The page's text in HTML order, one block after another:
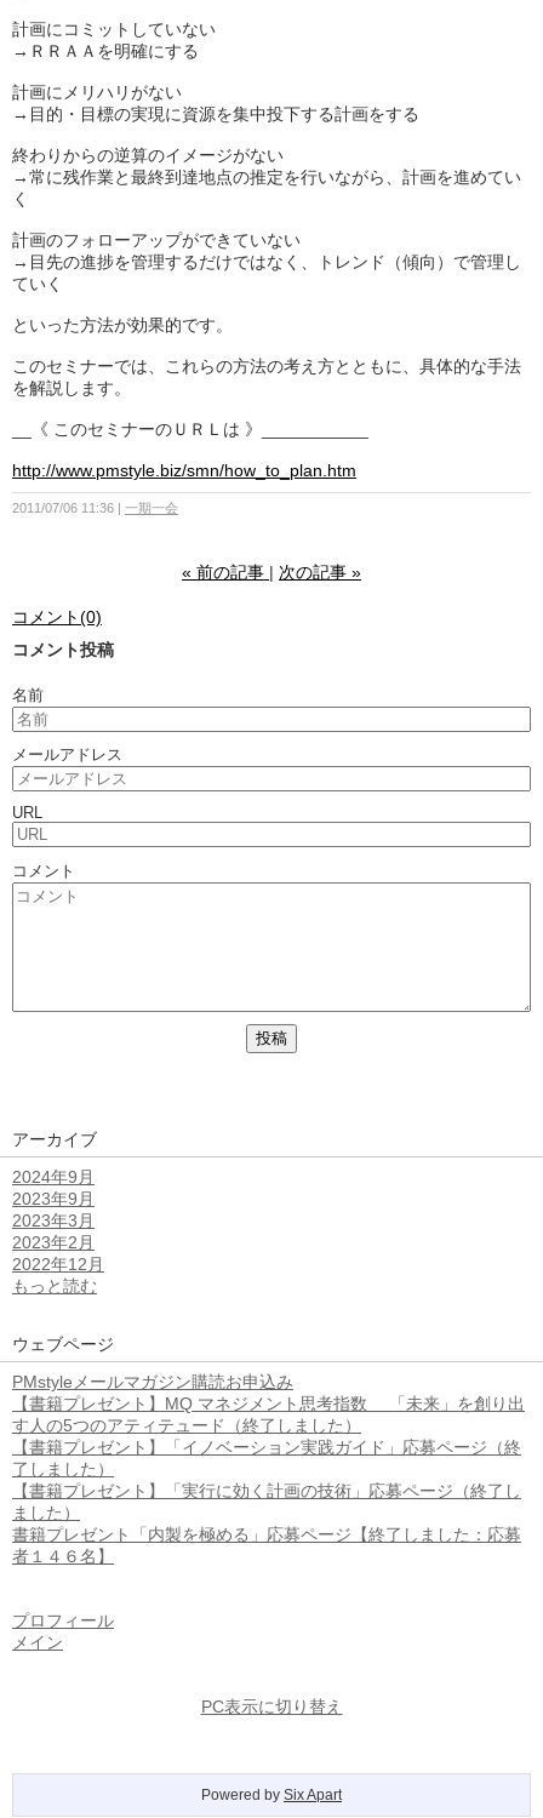
計画にコミットしていない
→ＲＲＡＡを明確にする
計画にメリハリがない
→目的・目標の実現に資源を集中投下する計画をする
終わりからの逆算のイメージがない
→常に残作業と最終到達地点の推定を行いながら、計画を進めてい
く
計画のフォローアップができていない
→目先の進捗を管理するだけではなく、トレンド（傾向）で管理し
ていく
といった方法が効果的です。
このセミナーでは、これらの方法の考え方とともに、具体的な手法
を解説します。
__《 このセミナーのＵＲＬは 》___________
http://www.pmstyle.biz/smn/how_to_plan.htm
2011/07/06 11:36 一期一会
« 前の記事 次の記事 »
コメント(0)
コメント投稿
名前
メールアドレス
URL
コメント
アーカイブ
2024年9月
2023年9月
2023年3月
2023年2月
2022年12月
もっと読む
ウェブページ
PMstyleメールマガジン購読お申込み
【書籍プレゼント】MQ マネジメント思考指数 「未来」を創り出
す人の5つのアティテュード（終了しました）
【書籍プレゼント】「イノベーション実践ガイド」応募ページ（終
了しました）
【書籍プレゼント】「実行に効く計画の技術」応募ページ（終了し
ました）
書籍プレゼント「内製を極める」応募ページ【終了しました：応募
者１４６名】
プロフィール
メイン
PC表示に切り替え
Powered by Six Apart